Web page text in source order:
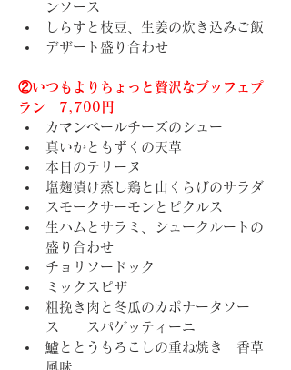
ンソース
しらすと枝豆、生姜の炊き込みご飯
デザート盛り合わせ
②いつもよりちょっと贅沢なブッフェプ
ラン　7,700円
カマンベールチーズのシュー
真いかともずくの天草
本日のテリーヌ
塩麹漬け蒸し鶏と山くらげのサラダ
スモークサーモンとピクルス
生ハムとサラミ、シュークルートの
盛り合わせ
チョリソードック
ミックスピザ
粗挽き肉と冬瓜のカポナータソー
ス　　スパゲッティーニ
鱸ととうもろこしの重ね焼き　香草
風味